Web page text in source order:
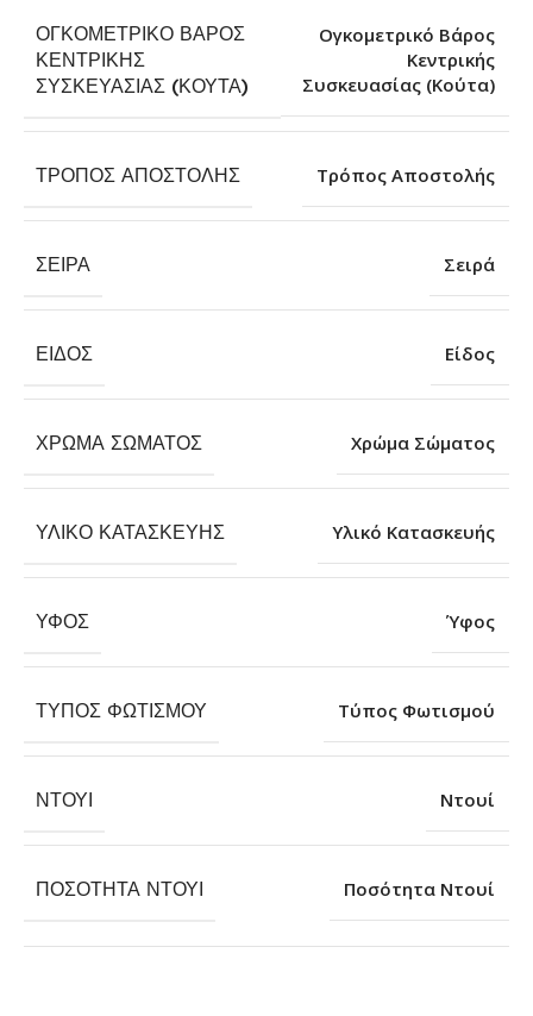
ΟΓΚΟΜΕΤΡΙΚΌ ΒΆΡΟΣ
ΚΕΝΤΡΙΚΉΣ
ΣΥΣΚΕΥΑΣΊΑΣ (ΚΟΎΤΑ)
Ογκομετρικό Βάρος
Κεντρικής
Συσκευασίας (Κούτα)
ΤΡΌΠΟΣ ΑΠΟΣΤΟΛΉΣ Τρόπος Αποστολής
ΣΕΙΡΆ Σειρά
ΕΊΔΟΣ Είδος
ΧΡΏΜΑ ΣΏΜΑΤΟΣ Χρώμα Σώματος
ΥΛΙΚΌ ΚΑΤΑΣΚΕΥΉΣ Υλικό Κατασκευής
ΎΦΟΣ Ύφος
ΤΎΠΟΣ ΦΩΤΙΣΜΟΎ Τύπος Φωτισμού
ΝΤΟΥΊ Ντουί
ΠΟΣΌΤΗΤΑ ΝΤΟΥΊ Ποσότητα Ντουί